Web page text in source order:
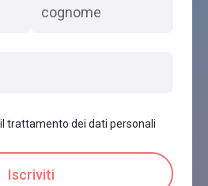
trattamento dei dati personali